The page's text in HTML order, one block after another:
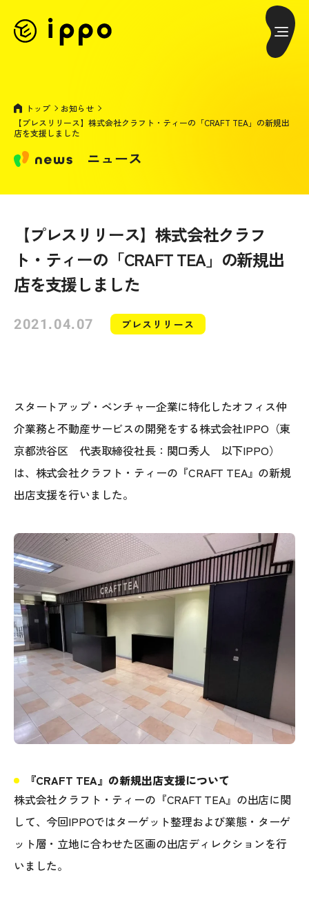
トップ
お知らせ
【プレスリリース】株式会社クラフト・ティーの「CRAFT TEA」の新規出
店を支援しました
ニュース
【プレスリリース】株式会社クラフ
ト・ティーの「CRAFT TEA」の新規出
店を支援しました
2021.04.07 プレスリリース
スタートアップ・ベンチャー企業に特化したオフィス仲
介業務と不動産サービスの開発をする株式会社IPPO（東
京都渋谷区 代表取締役社長：関口秀人 以下IPPO）
は、株式会社クラフト・ティーの『CRAFT TEA』の新規
出店支援を行いました。
『CRAFT TEA』の新規出店支援について
株式会社クラフト・ティーの『CRAFT TEA』の出店に関
して、今回IPPOではターゲット整理および業態・ターゲ
ット層・立地に合わせた区画の出店ディレクションを行
いました。